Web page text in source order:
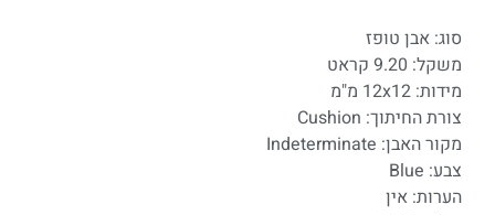
סוג: אבן טופז
משקל: 9.20 קראט
מידות: 12x12 מ"מ
צורת החיתוך: Cushion
מקור האבן: Indeterminate
צבע: Blue
הערות: אין